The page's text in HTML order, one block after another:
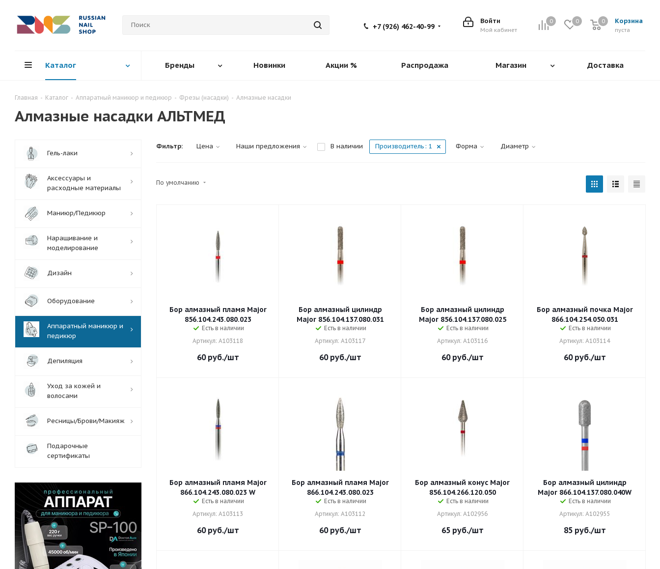
0 0 Корзина
0
пуста
0
Войти
Мой кабинет
+7 (926) 462-40-99
Каталог Бренды Новинки Акции % Распродажа Магазин Доставка
Главная - Каталог - Аппаратный маникюр и педикюр - Фрезы (насадки) - Алмазные насадки
Алмазные насадки АЛЬТМЕД
Фильтр: Цена Наши предложения В наличии Производитель: 1 Форма Диаметр
По умолчанию
Бор алмазный пламя Major
856.104.243.080.023
Есть в наличии
Артикул: A103118
60руб./шт
Бор алмазный цилиндр
Major 856.104.137.080.031
Есть в наличии
Артикул: A103117
60руб./шт
Бор алмазный цилиндр
Major 856.104.137.080.025
Есть в наличии
Артикул: A103116
60руб./шт
Бор алмазный почка Major
866.104.254.050.031
Есть в наличии
Артикул: A103114
60руб./шт
Бор алмазный пламя Major
866.104.243.080.023 W
Есть в наличии
Артикул: A103113
60руб./шт
Бор алмазный пламя Major
866.104.243.080.023
Есть в наличии
Артикул: A103112
60руб./шт
Бор алмазный конус Major
856.104.266.120.050
Есть в наличии
Артикул: A102956
65руб./шт
Бор алмазный цилиндр
Major 866.104.137.080.040W
Есть в наличии
Артикул: A102955
85руб./шт
Гель-лаки
Аксессуары и
расходные материалы
Маниюр/Педикюр
Наращивание и
моделирование
Дизайн
Оборудование
Аппаратный маникюр и
педикюр
Депиляция
Уход за кожей и
волосами
Ресницы/Брови/Макияж
Подарочные
сертификаты